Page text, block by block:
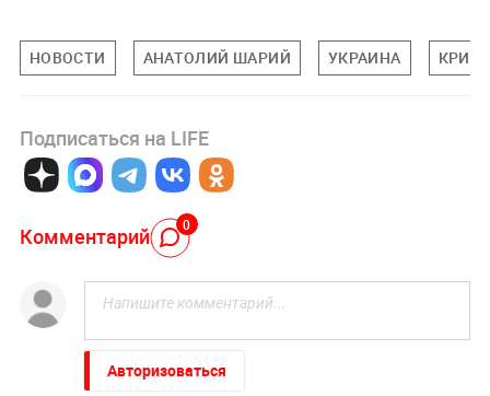
НОВОСТИ АНАТОЛИЙ ШАРИЙ УКРАИНА
Подписаться на LIFE
Комментарий 0
Авторизоваться